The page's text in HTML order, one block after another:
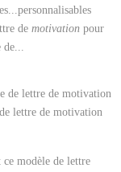
de motivationpour
modèle de lettre